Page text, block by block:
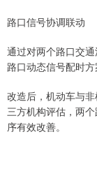
路口信号协调联动
通过对两个路口交
路口动态信号配时方
改造后，机动车与
三方机构评估，两
序有效改善。